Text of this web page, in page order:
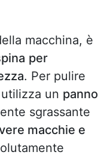
macchina, è
per
. Per pulire
un panno
sgrassante
macchie e